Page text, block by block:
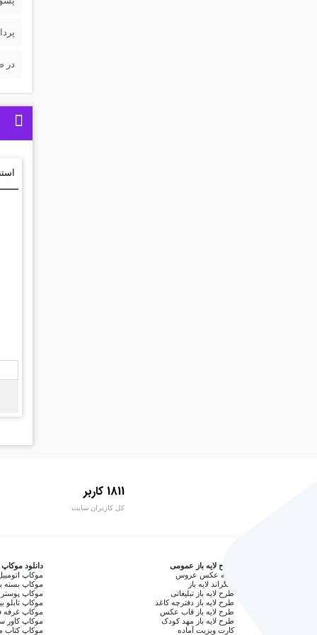
در
1811 کاربر
کل کاربران سایت
طرح لایه باز عمومی
آتلیه عکس عروس
بکگراند لایه باز
طرح لایه باز تبلیغاتی
طرح لایه باز دفترچه کاغذ
طرح لایه باز قاب عکس
طرح لایه باز مهد کودک
کارت ویزیت آماده
دانلود موکاپ
موکاپ
موکاپ بسته
موکاپ پوستر
موکاپ تابلو
موکاپ غرفه
موکاپ کاور
موکاپ کتاب